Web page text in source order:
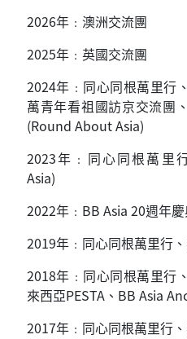
2026年﹕澳洲交流團
2025年﹕英國交流團
2024年﹕同心同根萬里行
萬青年看祖國訪京交流團
(Round About Asia)
2023年﹕同心同根萬里
Asia)
2022年﹕BB Asia 20週年
2019年﹕同心同根萬里行
2018年﹕同心同根萬里行
來西亞PESTA、BB Asia
2017年﹕同心同根萬里行